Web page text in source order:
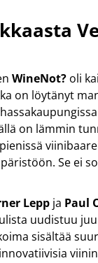
WineNot? oli
on löytänyt
on lämmin
Se ei
Lepp ja Paul
uudistuu
sisältää